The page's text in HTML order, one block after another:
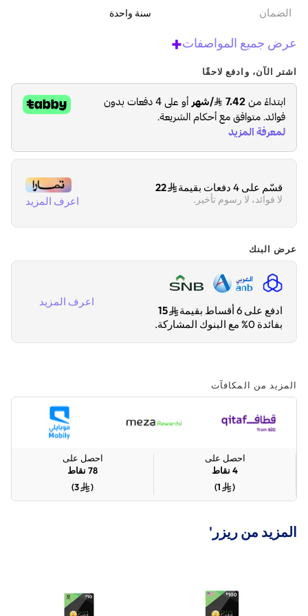
الضمان‬ سنة واحدة
عرض جميع المواصفات+
اشتر الآن، وادفع لاحقًا
قسّم على 4 دفعات بقيمة 22
لا فوائد، لا رسوم تأخير. اعرف المزيد
عرض البنك
ادفع على 6 أقساط بقيمة
15
بفائدة 0% مع البنوك المشاركة.
اعرف المزيد
المزيد من المكافآت
احصل على
4 نقاط
(
1
)
احصل على
78 نقاط
(
3
)
المزيد من ريزر'